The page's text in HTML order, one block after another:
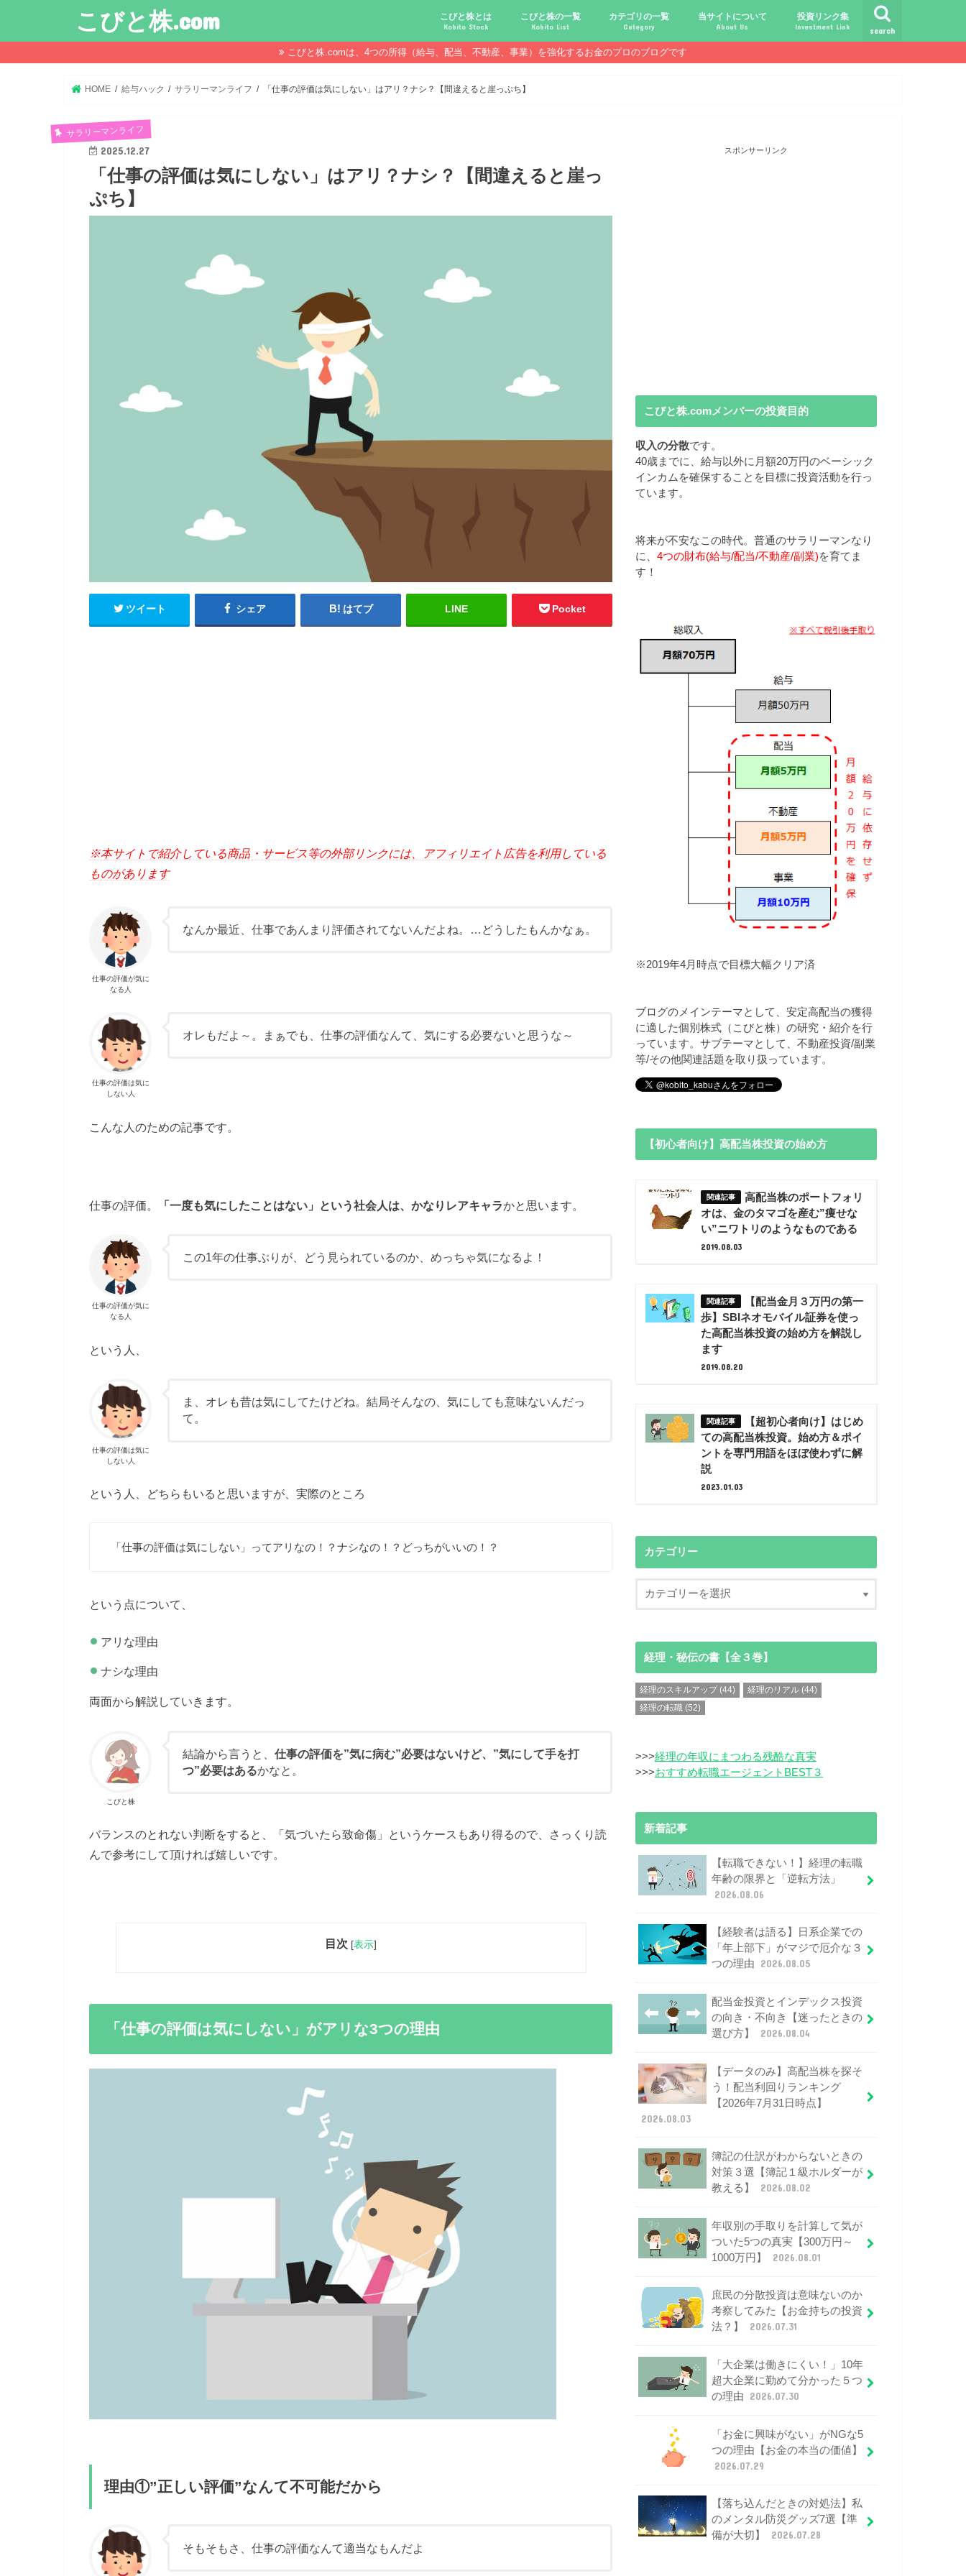
こびと株.com search
こびと株とは
Kobito Stock
こびと株投資を始める前に マジメなだけじゃ報われない時代？
配当金が守る、今-老後-子供達！
配当金があればこんなに遊べる！
債券・投信・中古１Rとの違い
口座開設！こびと探しの旅へ！
必ず知っておきたい専門用語集
こびと株の10条件
こびと株のメリット,デメリット
こびと株の投資10原則
こびと株投資のモデル紹介
こびと株の一覧
Kobito List
こびとNo.2169 CDS
こびとNo.4762 エックスネット
こびとNo.7751 キヤノン
こびとNo.7820 ニホンフラッシュ
こびとNo.7921 宝印刷
こびとNo.9986 蔵王産業
カテゴリの一覧
Category
こびと株.comライフ
給与ハック
副業ハック
配当金ハック
年金ハック
倹約ハック
当サイトについて
About Us
投資リンク集
Investment Link
こびと株.comは、4つの所得（給与、配当、不動産、事業）を強化するお金のプロのブログです
HOME 給与ハック サラリーマンライフ 「仕事の評価は気にしない」はアリ？ナシ？【間違えると崖っぷち】
サラリーマンライフ
2025.12.27
「仕事の評価は気にしない」はアリ？ナシ？【間違えると崖っ
ぷち】
ツイート シェア はてブ LINE Pocket
※本サイトで紹介している商品・サービス等の外部リンクには、アフィリエイト広告を利用している
ものがあります
仕事の評価が気に
なる人
なんか最近、仕事であんまり評価されてないんだよね。…どうしたもんかなぁ。
仕事の評価は気に
しない人
オレもだよ～。まぁでも、仕事の評価なんて、気にする必要ないと思うな～
こんな人のための記事です。
仕事の評価。 「一度も気にしたことはない」という社会人は、かなりレアキャラかと思います。
仕事の評価が気に
なる人
この1年の仕事ぶりが、どう見られているのか、めっちゃ気になるよ！
という人、
仕事の評価は気に
しない人
ま、オレも昔は気にしてたけどね。結局そんなの、気にしても意味ないんだっ
て。
という人、どちらもいると思いますが、実際のところ
「仕事の評価は気にしない」ってアリなの！？ナシなの！？どっちがいいの！？
という点について、
アリな理由
ナシな理由
両面から解説していきます。
こびと株
結論から言うと、仕事の評価を”気に病む”必要はないけど、”気にして手を打
つ”必要はあるかなと。
バランスのとれない判断をすると、「気づいたら致命傷」というケースもあり得るので、さっくり読
んで参考にして頂ければ嬉しいです。
目次 [表示]
「仕事の評価は気にしない」がアリな3つの理由
理由①”正しい評価”なんて不可能だから
そもそもさ、仕事の評価なんて適当なもんだよ
スポンサーリンク
こびと株.comメンバーの投資目的
収入の分散です。
40歳までに、給与以外に月額20万円のベーシック
インカムを確保することを目標に投資活動を行っ
ています。
将来が不安なこの時代。普通のサラリーマンなり
に、 4つの財布(給与/配当/不動産/副業)を育てま
す！
※2019年4月時点で目標大幅クリア済
ブログのメインテーマとして、安定高配当の獲得
に適した個別株式（こびと株）の研究・紹介を行
っています。サブテーマとして、不動産投資/副業
等/その他関連話題を取り扱っています。
【初心者向け】高配当株投資の始め方
高配当株のポートフォリ
オは、金のタマゴを産む”痩せな
い”ニワトリのようなものである
2019.08.03
【配当金月３万円の第一
歩】SBIネオモバイル証券を使っ
た高配当株投資の始め方を解説し
ます
2019.08.20
【超初心者向け】はじめ
ての高配当株投資。始め方＆ポイ
ントを専門用語をほぼ使わずに解
説
2023.01.03
カテゴリー
経理・秘伝の書【全３巻】
経理のスキルアップ (44) 経理のリアル (44)
経理の転職 (52)
>>>経理の年収にまつわる残酷な真実
>>>おすすめ転職エージェントBEST３
新着記事
【転職できない！】経理の転職
年齢の限界と「逆転方法」
2026.08.06
【経験者は語る】日系企業での
「年上部下」がマジで厄介な３
つの理由
2026.08.05
配当金投資とインデックス投資
の向き・不向き【迷ったときの
選び方】
2026.08.04
【データのみ】高配当株を探そ
う！配当利回りランキング
【2026年7月31日時点】
2026.08.03
簿記の仕訳がわからないときの
対策３選【簿記１級ホルダーが
教える】
2026.08.02
年収別の手取りを計算して気が
ついた5つの真実【300万円～
1000万円】
2026.08.01
庶民の分散投資は意味ないのか
考察してみた【お金持ちの投資
法？】
2026.07.31
「大企業は働きにくい！」10年
超大企業に勤めて分かった５つ
の理由
2026.07.30
「お金に興味がない」がNGな5
つの理由【お金の本当の価値】
2026.07.29
【落ち込んだときの対処法】私
のメンタル防災グッズ7選【準
備が大切】
2026.07.28